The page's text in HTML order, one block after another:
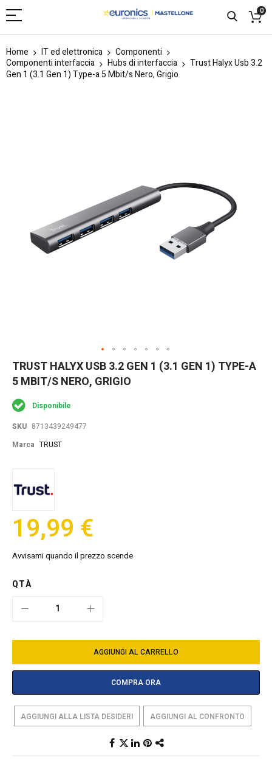
0
Home IT ed elettronica
Componenti
Componenti interfaccia
Hubs di interfaccia
Trust Halyx Usb 3.2
Gen 1 (3.1 Gen 1) Type-a 5 Mbit/s Nero, Grigio
Skip
to
the
of
the
images
TRUST HALYX USB 3.2 GEN 1 (3.1 GEN 1) TYPE-A
5 MBIT/S NERO, GRIGIO
Disponibile
SKU 8713439249477
Marca TRUST
19,99 €
Avvisami quando il prezzo scende
QTÀ
AGGIUNGI AL CARRELLO
COMPRA ORA
AGGIUNGI ALLA LISTA DESIDERI AGGIUNGI AL CONFRONTO